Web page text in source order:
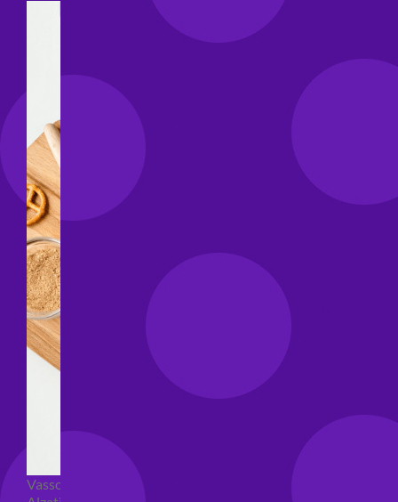
Vassoi e sottotorta